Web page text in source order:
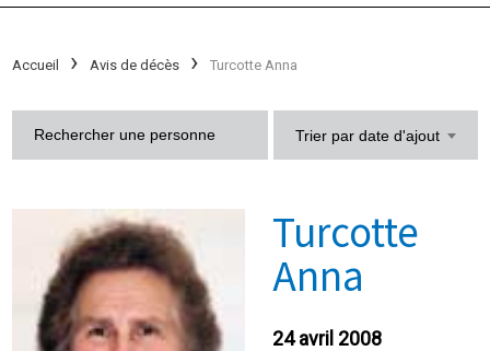
Accueil Avis de décès Turcotte Anna
Trier par date d'ajout
Turcotte
Anna
24 avril 2008